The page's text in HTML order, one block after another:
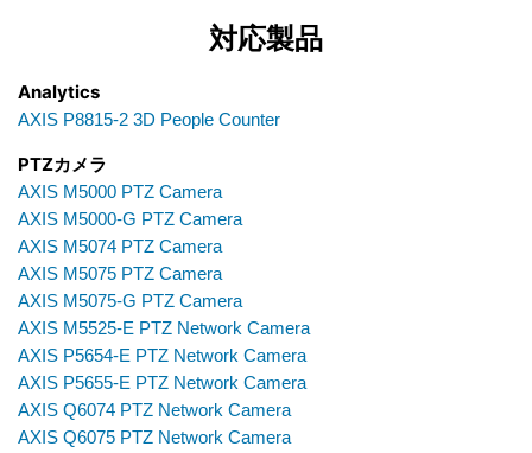
対応製品
Analytics
AXIS P8815-2 3D People Counter
PTZカメラ
AXIS M5000 PTZ Camera
AXIS M5000-G PTZ Camera
AXIS M5074 PTZ Camera
AXIS M5075 PTZ Camera
AXIS M5075-G PTZ Camera
AXIS M5525-E PTZ Network Camera
AXIS P5654-E PTZ Network Camera
AXIS P5655-E PTZ Network Camera
AXIS Q6074 PTZ Network Camera
AXIS Q6075 PTZ Network Camera